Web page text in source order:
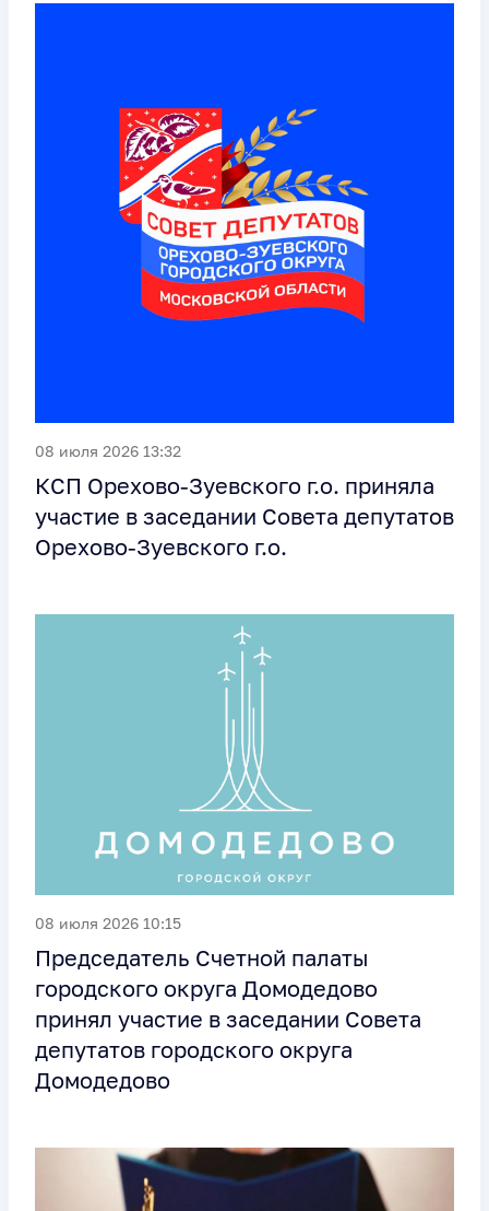
08 июля 2026 13:32
КСП Орехово-Зуевского г.о. приняла
участие в заседании Совета депутатов
Орехово-Зуевского г.о.
08 июля 2026 10:15
Председатель Счетной палаты
городского округа Домодедово
принял участие в заседании Совета
депутатов городского округа
Домодедово